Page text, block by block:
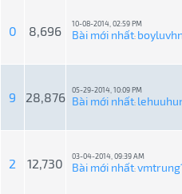
0 8,696 10-08-2014, 02:59 PM
Bài mới nhất:
9 28,876 05-29-2014, 10:09 PM
Bài mới nhất:
2 12,730 03-04-2014, 09:39 AM
Bài mới nhất: